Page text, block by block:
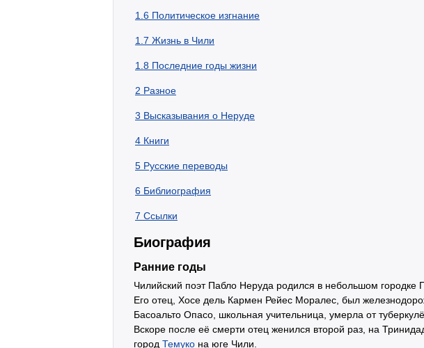
1.6 Политическое изгнание
1.7 Жизнь в Чили
1.8 Последние годы жизни
2 Разное
3 Высказывания о Неруде
4 Книги
5 Русские переводы
6 Библиография
7 Ссылки
Биография
Ранние годы
Чилийский поэт Пабло Неруда родился в небольшом городке
Его отец, Хосе дель Кармен Рейес Моралес, был
Басоальто Опасо, школьная учительница, умерла от
Вскоре после её смерти отец женился второй раз, на
город Темуко на юге Чили.